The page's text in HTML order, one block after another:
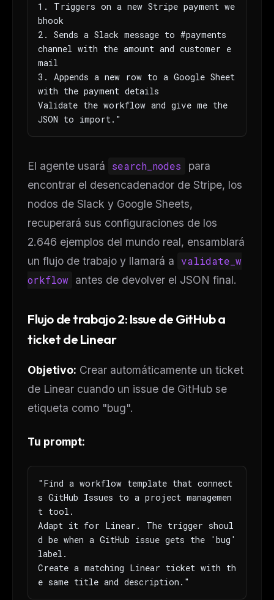
1. Triggers on a new Stripe payment we
bhook
2. Sends a Slack message to #payments
channel with the amount and customer e
mail
3. Appends a new row to a Google Sheet
with the payment details
Validate the workflow and give me the
JSON to import."
El agente usará search_nodes
para
encontrar el desencadenador de Stripe, los
nodos de Slack y Google Sheets,
recuperará sus configuraciones de los
2.646 ejemplos del mundo real, ensamblará
un flujo de trabajo y llamará a
validate_w
orkflow
antes de devolver el JSON final.
Flujo de trabajo 2: Issue de GitHub a
ticket de Linear
Objetivo: Crear automáticamente un ticket
de Linear cuando un issue de GitHub se
etiqueta como "bug".
Tu prompt:
"Find a workflow template that connect
s GitHub Issues to a project managemen
t tool.
Adapt it for Linear. The trigger shoul
d be when a GitHub issue gets the 'bug'
label.
Create a matching Linear ticket with th
e same title and description."